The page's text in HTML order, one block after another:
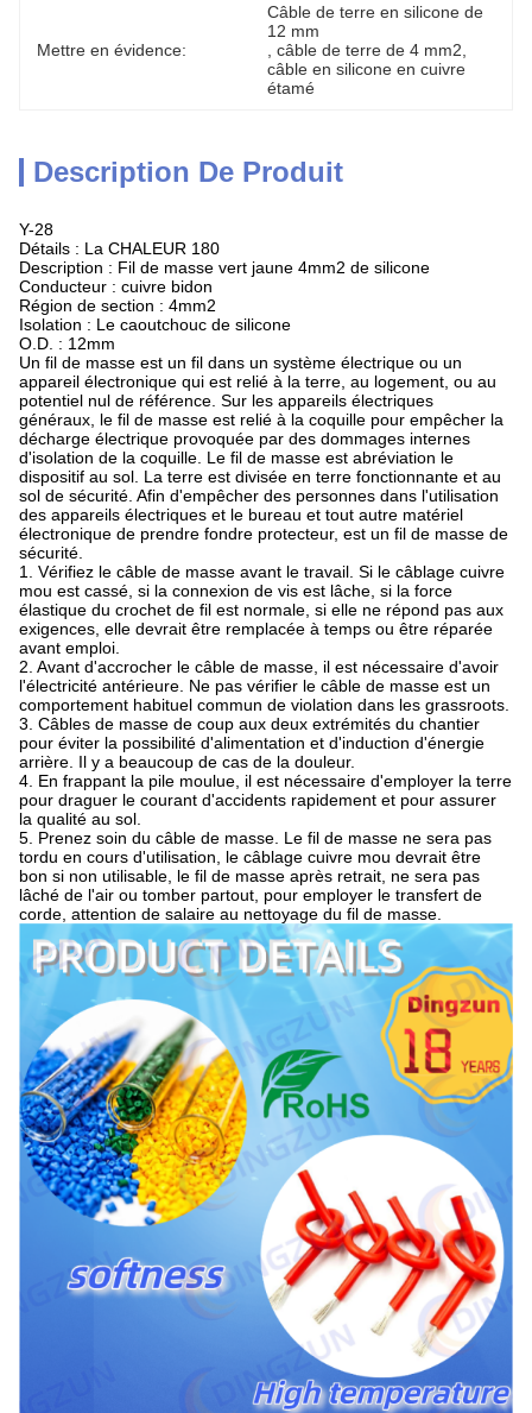
Mettre en évidence:
Câble de terre en silicone de
12 mm
câble de terre de 4 mm2
câble en silicone en cuivre
étamé
Description De Produit
Y-28
Détails : La CHALEUR 180
Description : Fil de masse vert jaune 4mm2 de silicone
Conducteur : cuivre bidon
Région de section : 4mm2
Isolation : Le caoutchouc de silicone
O.D. : 12mm
Un fil de masse est un fil dans un système électrique ou un
appareil électronique qui est relié à la terre, au logement, ou au
potentiel nul de référence. Sur les appareils électriques
généraux, le fil de masse est relié à la coquille pour empêcher la
décharge électrique provoquée par des dommages internes
d'isolation de la coquille. Le fil de masse est abréviation le
dispositif au sol. La terre est divisée en terre fonctionnante et au
sol de sécurité. Afin d'empêcher des personnes dans l'utilisation
des appareils électriques et le bureau et tout autre matériel
électronique de prendre fondre protecteur, est un fil de masse de
sécurité.
1. Vérifiez le câble de masse avant le travail. Si le câblage cuivre
mou est cassé, si la connexion de vis est lâche, si la force
élastique du crochet de fil est normale, si elle ne répond pas aux
exigences, elle devrait être remplacée à temps ou être réparée
avant emploi.
2. Avant d'accrocher le câble de masse, il est nécessaire d'avoir
l'électricité antérieure. Ne pas vérifier le câble de masse est un
comportement habituel commun de violation dans les grassroots.
3. Câbles de masse de coup aux deux extrémités du chantier
pour éviter la possibilité d'alimentation et d'induction d'énergie
arrière. Il y a beaucoup de cas de la douleur.
4. En frappant la pile moulue, il est nécessaire d'employer la terre
pour draguer le courant d'accidents rapidement et pour assurer
la qualité au sol.
5. Prenez soin du câble de masse. Le fil de masse ne sera pas
tordu en cours d'utilisation, le câblage cuivre mou devrait être
bon si non utilisable, le fil de masse après retrait, ne sera pas
lâché de l'air ou tomber partout, pour employer le transfert de
corde, attention de salaire au nettoyage du fil de masse.